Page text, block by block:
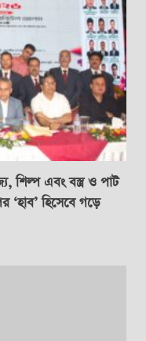
শিল্প এবং বস্ত্র ও পাট
‘হাব’ হিসেবে গড়ে